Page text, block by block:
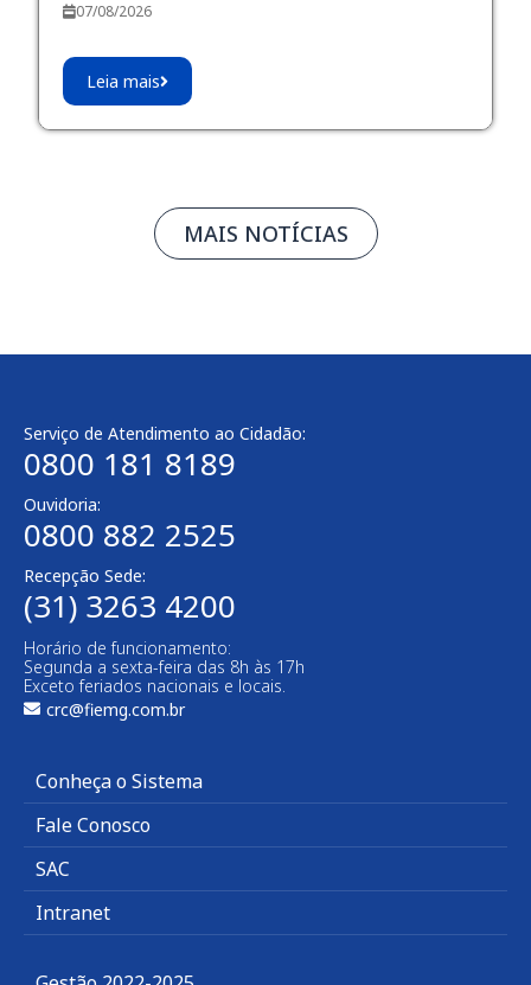
07/08/2026
Leia mais
MAIS NOTÍCIAS
Serviço de Atendimento ao Cidadão:
0800 181 8189
Ouvidoria:
0800 882 2525
Recepção Sede:
(31) 3263 4200
Horário de funcionamento:
Segunda a sexta-feira das 8h às 17h
Exceto feriados nacionais e locais.
crc@fiemg.com.br
Conheça o Sistema
Fale Conosco
SAC
Intranet